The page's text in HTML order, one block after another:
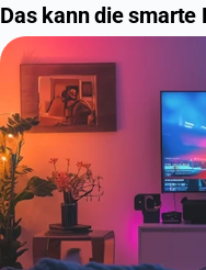
Das kann die smarte